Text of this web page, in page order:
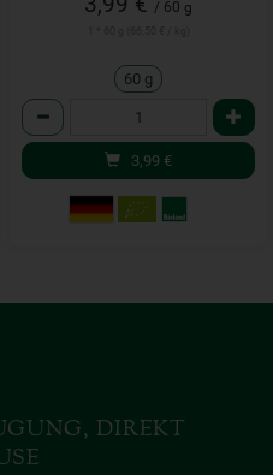
/ 60 g
60 g
Anzahl
3,99 €
DIREKT